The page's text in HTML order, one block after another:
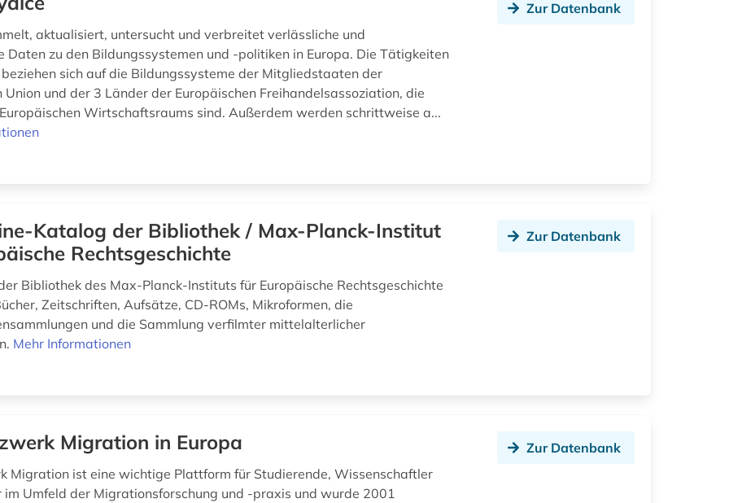
aktualisiert, untersucht und verbreitet verlässliche und
Daten zu den Bildungssystemen und -politiken in Europa. Die Tätigkeiten
sich auf die Bildungssysteme der Mitgliedstaaten der
Union und der 3 Länder der Europäischen Freihandelsassoziation, die
Wirtschaftsraums sind. Außerdem werden schrittweise a...
Zur Datenbank
Katalog der Bibliothek / Max-Planck-Institut
Rechtsgeschichte
Bibliothek des Max-Planck-Instituts für Europäische Rechtsgeschichte
Zeitschriften, Aufsätze, CD-ROMs, Mikroformen, die
und die Sammlung verfilmter mittelalterlicher
Mehr Informationen
Zur Datenbank
Migration in Europa
Migration ist eine wichtige Plattform für Studierende, Wissenschaftler
im Umfeld der Migrationsforschung und -praxis und wurde 2001
Zur Datenbank